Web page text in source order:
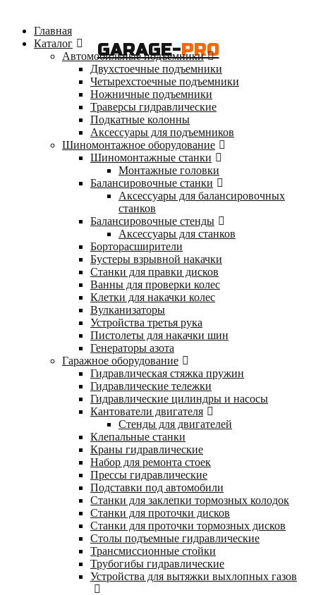
GARAGE-PRO
Главная
Каталог
Автомобильные подъемники
Двухстоечные подъемники
Четырехстоечные подъемники
Ножничные подъемники
Траверсы гидравлические
Подкатные колонны
Аксессуары для подъемников
Шиномонтажное оборудование
Шиномонтажные станки
Монтажные головки
Балансировочные станки
Аксессуары для балансировочных
станков
Балансировочные стенды
Аксессуары для станков
Борторасширители
Бустеры взрывной накачки
Станки для правки дисков
Ванны для проверки колес
Клетки для накачки колес
Вулканизаторы
Устройства третья рука
Пистолеты для накачки шин
Генераторы азота
Гаражное оборудование
Гидравлическая стяжка пружин
Гидравлические тележки
Гидравлические цилиндры и насосы
Кантователи двигателя
Стенды для двигателей
Клепальные станки
Краны гидравлические
Набор для ремонта стоек
Прессы гидравлические
Подставки под автомобили
Станки для заклепки тормозных колодок
Станки для проточки дисков
Станки для проточки тормозных дисков
Столы подъемные гидравлические
Трансмиссионные стойки
Трубогибы гидравлические
Устройства для вытяжки выхлопных газов